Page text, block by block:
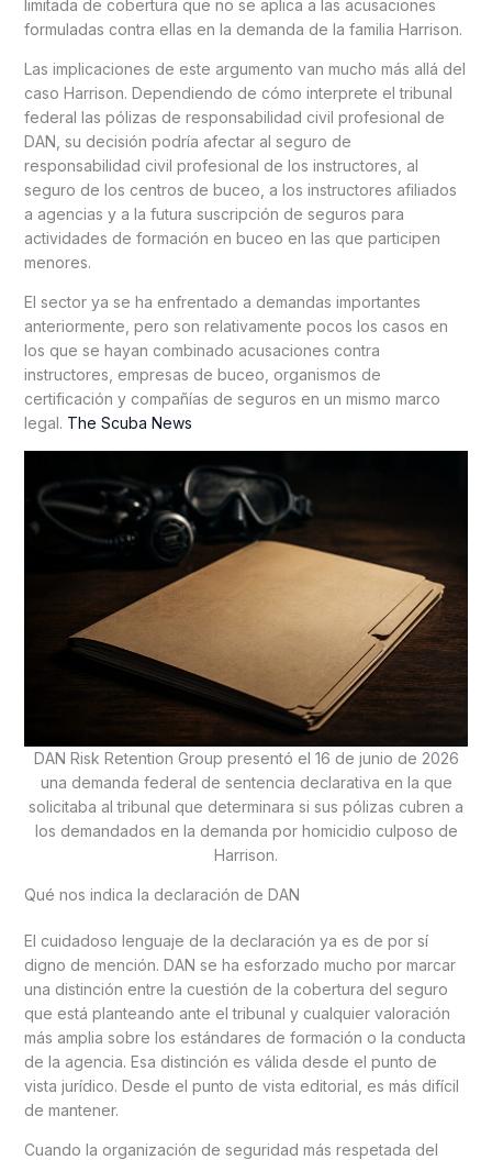
limitada de cobertura que no se aplica a las acusaciones
formuladas contra ellas en la demanda de la familia Harrison.
Las implicaciones de este argumento van mucho más allá del
caso Harrison. Dependiendo de cómo interprete el tribunal
federal las pólizas de responsabilidad civil profesional de
DAN, su decisión podría afectar al seguro de
responsabilidad civil profesional de los instructores, al
seguro de los centros de buceo, a los instructores afiliados
a agencias y a la futura suscripción de seguros para
actividades de formación en buceo en las que participen
menores.
El sector ya se ha enfrentado a demandas importantes
anteriormente, pero son relativamente pocos los casos en
los que se hayan combinado acusaciones contra
instructores, empresas de buceo, organismos de
certificación y compañías de seguros en un mismo marco
legal. The Scuba News
DAN Risk Retention Group presentó el 16 de junio de 2026
una demanda federal de sentencia declarativa en la que
solicitaba al tribunal que determinara si sus pólizas cubren a
los demandados en la demanda por homicidio culposo de
Harrison.
Qué nos indica la declaración de DAN
El cuidadoso lenguaje de la declaración ya es de por sí
digno de mención. DAN se ha esforzado mucho por marcar
una distinción entre la cuestión de la cobertura del seguro
que está planteando ante el tribunal y cualquier valoración
más amplia sobre los estándares de formación o la conducta
de la agencia. Esa distinción es válida desde el punto de
vista jurídico. Desde el punto de vista editorial, es más difícil
de mantener.
Cuando la organización de seguridad más respetada del